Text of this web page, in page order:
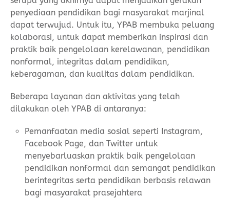
penyediaan pendidikan bagi masyarakat marjinal
dapat terwujud. Untuk itu, YPAB membuka peluang
kolaborasi, untuk dapat memberikan inspirasi dan
praktik baik pengelolaan kerelawanan, pendidikan
nonformal, integritas dalam pendidikan,
keberagaman, dan kualitas dalam pendidikan.
Beberapa layanan dan aktivitas yang telah
dilakukan oleh YPAB di antaranya:
Pemanfaatan media sosial seperti Instagram,
Facebook Page, dan Twitter untuk
menyebarluaskan praktik baik pengelolaan
pendidikan nonformal dan semangat pendidikan
berintegritas serta pendidikan berbasis relawan
bagi masyarakat prasejahtera